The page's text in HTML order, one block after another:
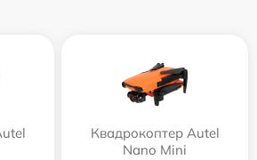
Квадрокоптер Autel
Nano Mini